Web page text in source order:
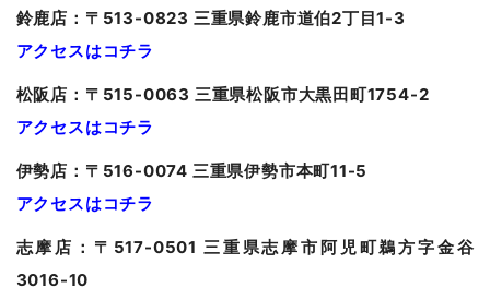
鈴鹿店：〒513-0823 三重県鈴鹿市道伯2丁目1-3
アクセスはコチラ
松阪店：〒515-0063 三重県松阪市大黒田町1754-2
アクセスはコチラ
伊勢店：〒516-0074 三重県伊勢市本町11-5
アクセスはコチラ
志摩店：〒517-0501 三重県志摩市阿児町鵜方字金谷
3016-10